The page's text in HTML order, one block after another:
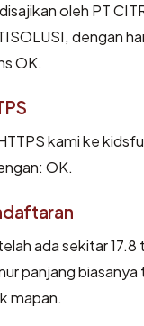
oleh PT
dengan
OK.
kami ke
OK.
ada sekitar 17.8
panjang biasanya
mapan.